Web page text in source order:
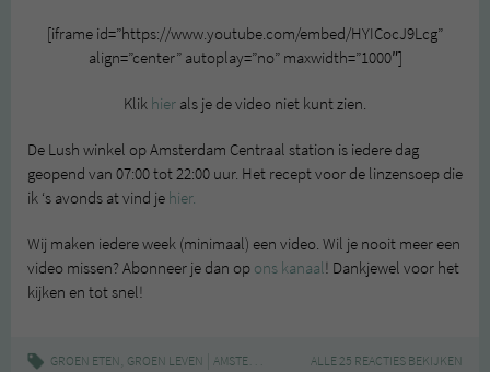
[iframe id=”https://www.youtube.com/embed/HYICocJ9Lcg”
align=”center” autoplay=”no” maxwidth=”1000″]
Klik hier als je de video niet kunt zien.
De Lush winkel op Amsterdam Centraal station is iedere dag
geopend van 07:00 tot 22:00 uur. Het recept voor de linzensoep die
ik ‘s avonds at vind je hier.
Wij maken iedere week (minimaal) een video. Wil je nooit meer een
video missen? Abonneer je dan op ons kanaal! Dankjewel voor het
kijken en tot snel!
GROEN ETEN, GROEN LEVEN AMSTERDAM DIERPROEFVRIJ,EETDAGBOEK,
ALLE 25 REACTIES BEKIJKEN